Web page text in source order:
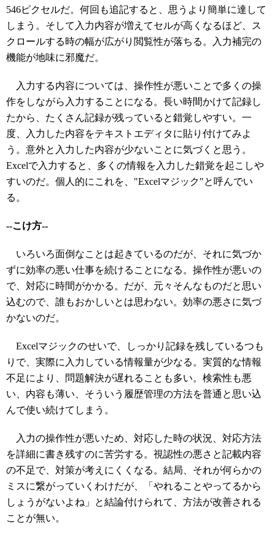
546ピクセルだ。何回も追記すると、思うより簡単に達して
しまう。そして入力内容が増えてセルが高くなるほど、ス
クロールする時の幅が広がり閲覧性が落ちる。入力補完の
機能が地味に邪魔だ。
入力する内容については、操作性が悪いことで多くの操
作をしながら入力することになる。長い時間かけて記録し
たから、たくさん記録が残っていると錯覚しやすい。一
度、入力した内容をテキストエディタに貼り付けてみよ
う。意外と入力した内容が少ないことに気づくと思う。
Excelで入力すると、多くの情報を入力した錯覚を起こしや
すいのだ。個人的にこれを、"Excelマジック"と呼んでい
る。
--こけ方--
いろいろ面倒なことは起きているのだが、それに気づか
ずに効率の悪い仕事を続けることになる。操作性が悪いの
で、対応に時間がかかる。だが、元々そんなものだと思い
込むので、誰もおかしいとは思わない。効率の悪さに気づ
かないのだ。
Excelマジックのせいで、しっかり記録を残しているつも
りで、実際に入力している情報量が少なる。実質的な情報
不足により、問題解決が遅れることも多い。検索性も悪
い、内容も薄い、そういう履歴管理の方法を普通と思い込
んで使い続けてしまう。
入力の操作性が悪いため、対応した時の状況、対応方法
を詳細に書き残すのに苦労する。視認性の悪さと記載内容
の不足で、対策が考えにくくなる。結局、それが何らかの
ミスに繋がっていくわけだが、「やれることやってるから
しょうがないよね」と結論付けられて、方法が改善される
ことが無い。